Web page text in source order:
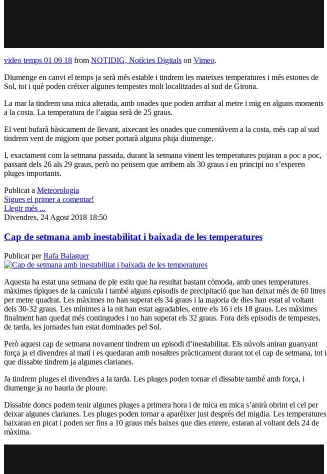
video temps 01 09 18 from NOTIDIG, Notícies Digitals on Vimeo.
Diumenge en canvi el temps ja serà més estable i tindrem les mateixes temperatures i més estones de
Sol, tot i què poden créixer algunes tempestes molt localitzades al sud de Girona.
La mar la tindrem una mica alterada, amb onades que poden arribar al metre i mig en alguns moments
a la costa. La temperatura de l’aigua serà de 25 graus.
El vent bufarà bàsicament de llevant, aixecant les onades que comentàvem a la costa, més cap al sud
tindrem vent de migjorn que potser portarà alguna pluja diumenge.
I, exactament com la setmana passada, durant la setmana vinent les temperatures pujaran a poc a poc,
passant dels 26 als 29 graus, però no pensem que arribem als 30 graus i en principi no s’esperen
pluges importants.
Publicat a Meteorologia
Sigues el primer a comentar!
Llegir més ...
Divendres, 24 Agost 2018 18:50
Cap de setmana amb inestabilitat i baixada de les temperatures
Publicat perRafa Balaguer
Aquesta ha estat una setmana de ple estiu que ha resultat bastant còmoda, amb unes temperatures
màximes típiques de la canícula i també alguns episodis de precipitació que han deixat més de 60 litres
per metre quadrat. Les màximes no han superat els 34 graus i la majoria de dies han estat al voltant
dels 30-32 graus. Les mínimes a la nit han estat agradables, entre els 16 i els 18 graus. Les màximes
finalment han quedat més contingudes i no han superat els 32 graus. Fora dels episodis de tempestes,
de tarda, les jornades han estat dominades pel Sol.
Però aquest cap de setmana novament tindrem un episodi d’inestabilitat. Els núvols aniran guanyant
força ja el divendres al matí i es quedaran amb nosaltres pràcticament durant tot el cap de setmana, tot i
que dissabte tindrem ja algunes clarianes.
Ja tindrem pluges el divendres a la tarda. Les pluges poden tornar el dissabte també amb força, i
diumenge ja no hauria de ploure.
Dissabte doncs podem tenir algunes pluges a primera hora i de mica en mica s’anirà obrint el cel per
deixar algunes clarianes. Les pluges poden tornar a aparèixer just després del migdia. Les temperatures
baixaran en picat i poden ser fins a 10 graus més baixes que dies enrere, estaran al voltant dels 24 de
màxima.